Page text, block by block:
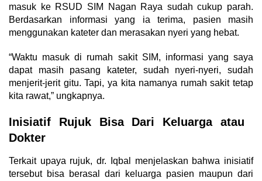
masuk ke RSUD SIM Nagan Raya sudah cukup parah.
Berdasarkan informasi yang ia terima, pasien masih
menggunakan kateter dan merasakan nyeri yang hebat.
“Waktu masuk di rumah sakit SIM, informasi yang saya
dapat masih pasang kateter, sudah nyeri-nyeri, sudah
menjerit-jerit gitu. Tapi, ya kita namanya rumah sakit tetap
kita rawat,” ungkapnya.
Inisiatif Rujuk Bisa Dari Keluarga atau
Dokter
Terkait upaya rujuk, dr. Iqbal menjelaskan bahwa inisiatif
tersebut bisa berasal dari keluarga pasien maupun dari